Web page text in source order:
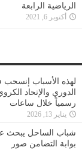
الرياضية الرابعة
أكتوبر 6, 2021
لهذه الأسباب إنسحب
الدوري والإتحاد
رسمياً خلال ساعات
يناير 13, 2026
شباب الساحل يبحث
بوابة التضامن صور